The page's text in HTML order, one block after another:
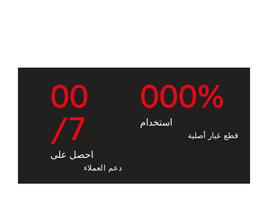
000%
استخدام
قطع غيار أصلية
00
/7
احصل على
دعم العملاء